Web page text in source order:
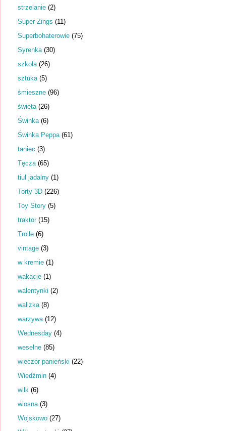
strzelanie (2)
Super Zings (11)
Superbohaterowie (75)
Syrenka (30)
szkoła (26)
sztuka (5)
śmieszne (96)
święta (26)
Świnka (6)
Świnka Peppa (61)
taniec (3)
Tęcza (65)
tiul jadalny (1)
Torty 3D (226)
Toy Story (5)
traktor (15)
Trolle (6)
vintage (3)
w kremie (1)
wakacje (1)
walentynki (2)
walizka (8)
warzywa (12)
Wednesday (4)
weselne (85)
wieczór panieński (22)
Wiedźmin (4)
wilk (6)
wiosna (3)
Wojskowo (27)